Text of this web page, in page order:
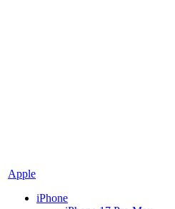
Apple
iPhone